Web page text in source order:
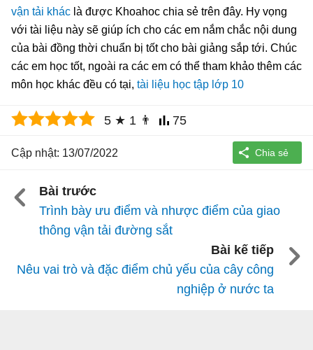
vận tải khác là được Khoahoc chia sẻ trên đây. Hy vọng
với tài liệu này sẽ giúp ích cho các em nắm chắc nội dung
của bài đồng thời chuẩn bị tốt cho bài giảng sắp tới. Chúc
các em học tốt, ngoài ra các em có thể tham khảo thêm các
môn học khác đều có tại, tài liệu học tập lớp 10
5 ★ 1 👨 75
Cập nhật: 13/07/2022
Bài trước
Trình bày ưu điểm và nhược điểm của giao
thông vận tải đường sắt
Bài kế tiếp
Nêu vai trò và đặc điểm chủ yếu của cây công
nghiệp ở nước ta